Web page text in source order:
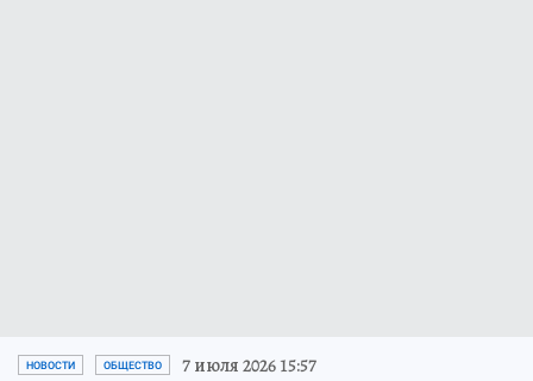
НОВОСТИ ОБЩЕСТВО 7 июля 2026 15:57